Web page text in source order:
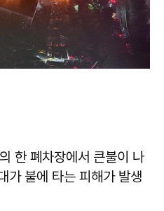
한 폐차장에서 큰불이 나
가 불에 타는 피해가 발생